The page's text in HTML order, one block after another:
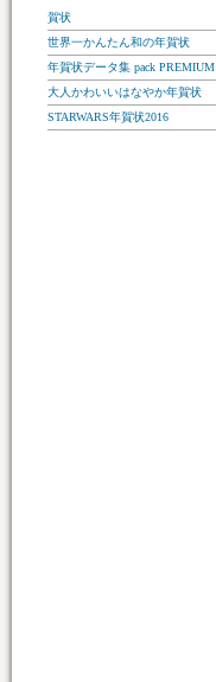
賀状
世界一かんたん和の年賀状
年賀状データ集 pack PREMIUM
大人かわいいはなやか年賀状
STARWARS年賀状2016